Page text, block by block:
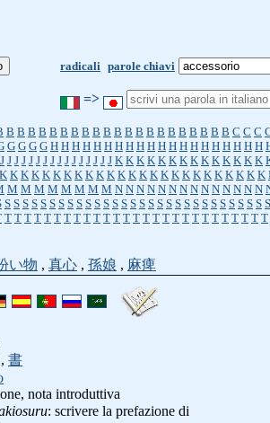
radicali parole chiavi
=>
B B B B B B B B B B B B B B B B B B B B B C C C
G G G G H H H H H H H H H H H H H H H H H H H H
J J J J J J J J J J J J J J J J K K K K K K K K K K K K K K
K K K K K K K K K K K K K K K K K K K K K K K K K
M M M M M M M M N N N N N N N N N N N N N N
S S S S S S S S S S S S S S S S S S S S S S S S S S S S S S
T T T T T T T T T T T T T T T T T T T T T T T T T T T
い物 , 真心 , 孫娘 , 麻痺
, 書
nota introduttiva
: scrivere la prefazione di